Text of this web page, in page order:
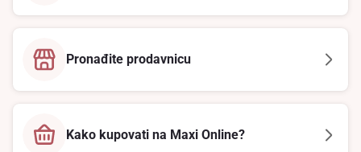
Pronađite prodavnicu
Kako kupovati na Maxi Online?